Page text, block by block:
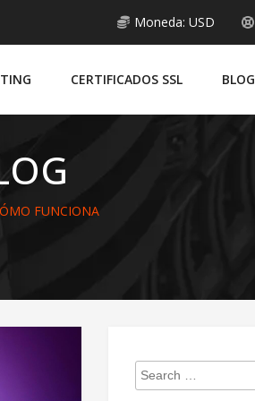
Moneda: USD
CERTIFICADOS SSL BLOG
FUNCIONA
Search
for: